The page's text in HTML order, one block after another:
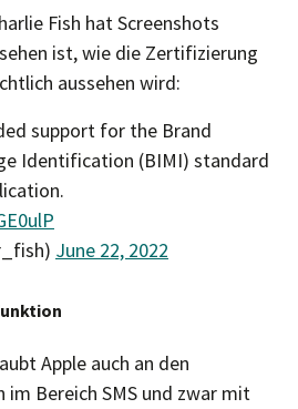
Fish hat Screenshots
ist, wie die Zertifizierung
aussehen wird:
support for the Brand
Identification (BIMI) standard
June 22, 2022
Apple auch an den
Bereich SMS und zwar mit